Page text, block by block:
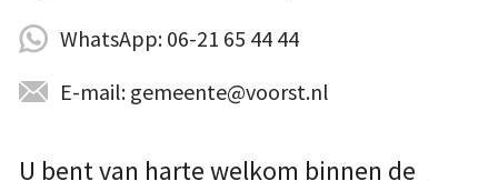
WhatsApp: 06-21 65 44 44
E-mail: gemeente@voorst.nl
U bent van harte welkom binnen de